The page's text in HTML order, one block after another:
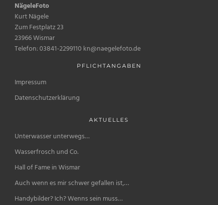
NägeleFoto
Kurt Nägele
Zum Festplatz 23
23966 Wismar
Telefon: 03841-2299110 kn@naegelefoto.de
PFLICHTANGABEN
Impressum
Datenschutzerklärung
AKTUELLES
Unterwasser unterwegs…
Wasserfrosch und Co.
Hall of Fame in Wismar
Auch wenn es mir schwer gefallen ist,…
Handybilder? Ich? Wenns sein muss…